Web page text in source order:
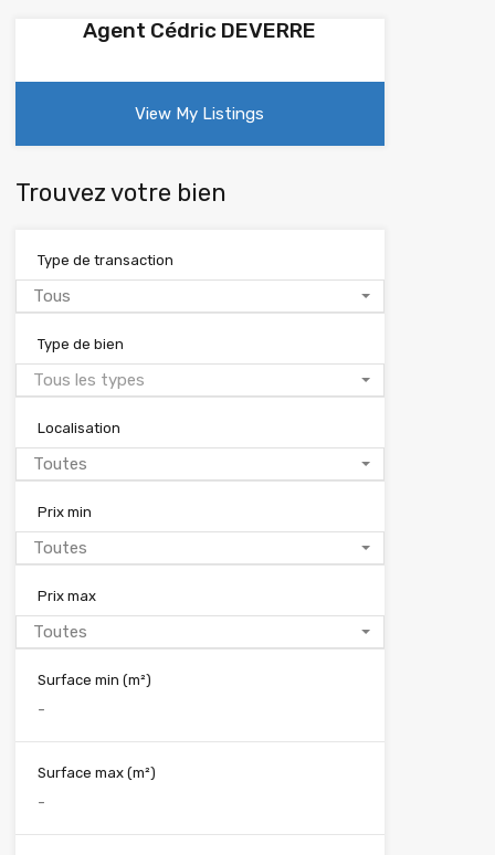
Agent Cédric DEVERRE
View My Listings
Trouvez votre bien
Type de transaction
Tous
Type de bien
Tous les types
Localisation
Toutes
Prix min
Toutes
Prix max
Toutes
Surface min (m²)
Surface max (m²)